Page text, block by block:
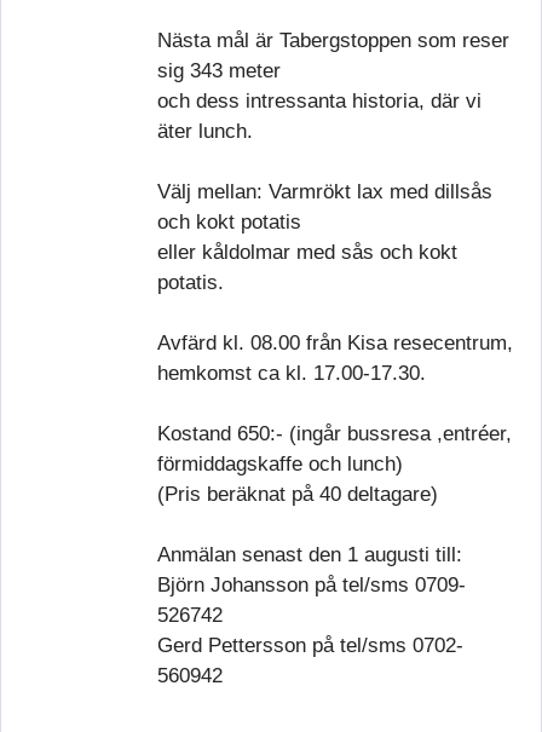
Nästa mål är Tabergstoppen som reser
sig 343 meter
och dess intressanta historia, där vi
äter lunch.
Välj mellan: Varmrökt lax med dillsås
och kokt potatis
eller kåldolmar med sås och kokt
potatis.
Avfärd kl. 08.00 från Kisa resecentrum,
hemkomst ca kl. 17.00-17.30.
Kostand 650:- (ingår bussresa ,entréer,
förmiddagskaffe och lunch)
(Pris beräknat på 40 deltagare)
Anmälan senast den 1 augusti till:
Björn Johansson på tel/sms 0709-
526742
Gerd Pettersson på tel/sms 0702-
560942